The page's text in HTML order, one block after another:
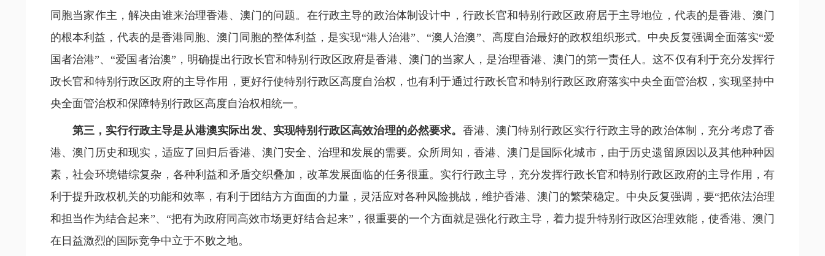
同胞当家作主，解决由谁来治理香港、澳门的问题。在行政主导的政治体制设计中，行政长官和特别行政区政府居于主导地位，代表的是香港、澳门
的根本利益，代表的是香港同胞、澳门同胞的整体利益，是实现“港人治港”、“澳人治澳”、高度自治最好的政权组织形式。中央反复强调全面落实“爱
国者治港”、“爱国者治澳”，明确提出行政长官和特别行政区政府是香港、澳门的当家人，是治理香港、澳门的第一责任人。这不仅有利于充分发挥行
政长官和特别行政区政府的主导作用，更好行使特别行政区高度自治权，也有利于通过行政长官和特别行政区政府落实中央全面管治权，实现坚持中
央全面管治权和保障特别行政区高度自治权相统一。
第三，实行行政主导是从港澳实际出发、实现特别行政区高效治理的必然要求。 香港、澳门特别行政区实行行政主导的政治体制，充分考虑了香
港、澳门历史和现实，适应了回归后香港、澳门安全、治理和发展的需要。众所周知，香港、澳门是国际化城市，由于历史遗留原因以及其他种种因
素，社会环境错综复杂，各种利益和矛盾交织叠加，改革发展面临的任务很重。实行行政主导，充分发挥行政长官和特别行政区政府的主导作用，有
利于提升政权机关的功能和效率，有利于团结方方面面的力量，灵活应对各种风险挑战，维护香港、澳门的繁荣稳定。中央反复强调，要“把依法治理
和担当作为结合起来”、“把有为政府同高效市场更好结合起来”，很重要的一个方面就是强化行政主导，着力提升特别行政区治理效能，使香港、澳门
在日益激烈的国际竞争中立于不败之地。